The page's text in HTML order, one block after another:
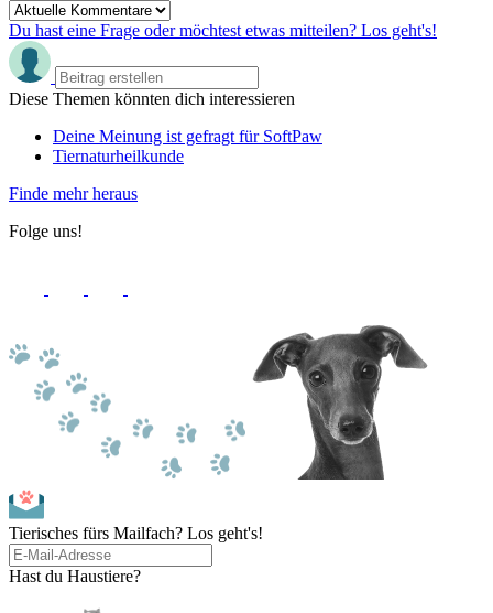
Du hast eine Frage oder möchtest etwas mitteilen? Los geht's!
Diese Themen könnten dich interessieren
Deine Meinung ist gefragt für SoftPaw
Tiernaturheilkunde
Finde mehr heraus
Folge uns!
Tierisches fürs Mailfach? Los geht's!
Hast du Haustiere?